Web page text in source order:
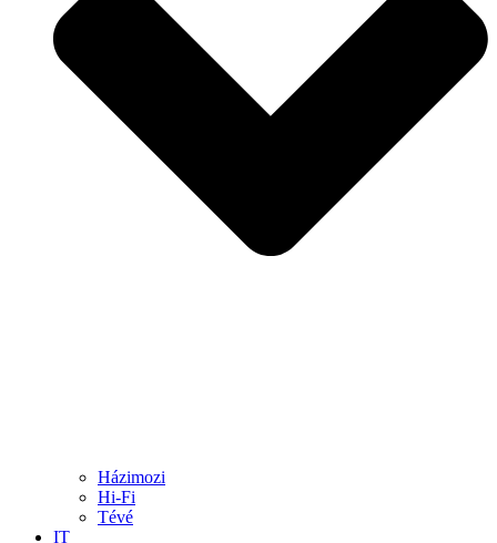
Házimozi
Hi-Fi
Tévé
IT